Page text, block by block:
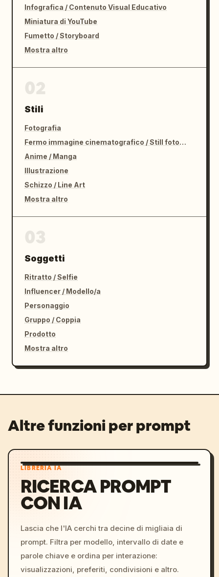
Infografica / Contenuto Visual Educativo
Miniatura di YouTube
Fumetto / Storyboard
Mostra altro
Stili
Fotografia
Fermo immagine cinematografico / Still fotografico
Anime / Manga
Illustrazione
Schizzo / Line Art
Mostra altro
Soggetti
Ritratto / Selfie
Influencer / Modello/a
Personaggio
Gruppo / Coppia
Prodotto
Mostra altro
Altre funzioni per prompt
LIBRERIA IA
RICERCA PROMPT
CON IA
Lascia che l'IA cerchi tra decine di migliaia di
prompt. Filtra per modello, intervallo di date e
parole chiave e ordina per interazione:
visualizzazioni, preferiti, condivisioni e altro.